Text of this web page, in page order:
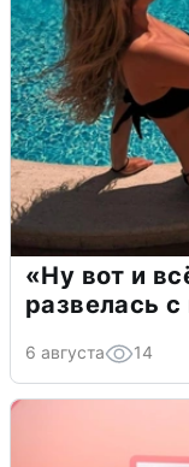
«Ну вот и
развелась
6 августа 14